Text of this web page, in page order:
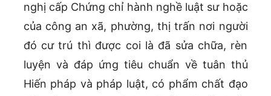
nghị cấp Chứng chỉ hành nghề luật sư hoặc
của công an xã, phường, thị trấn nơi người
đó cư trú thì được coi là đã sửa chữa, rèn
luyện và đáp ứng tiêu chuẩn về tuân thủ
Hiến pháp và pháp luật, có phẩm chất đạo